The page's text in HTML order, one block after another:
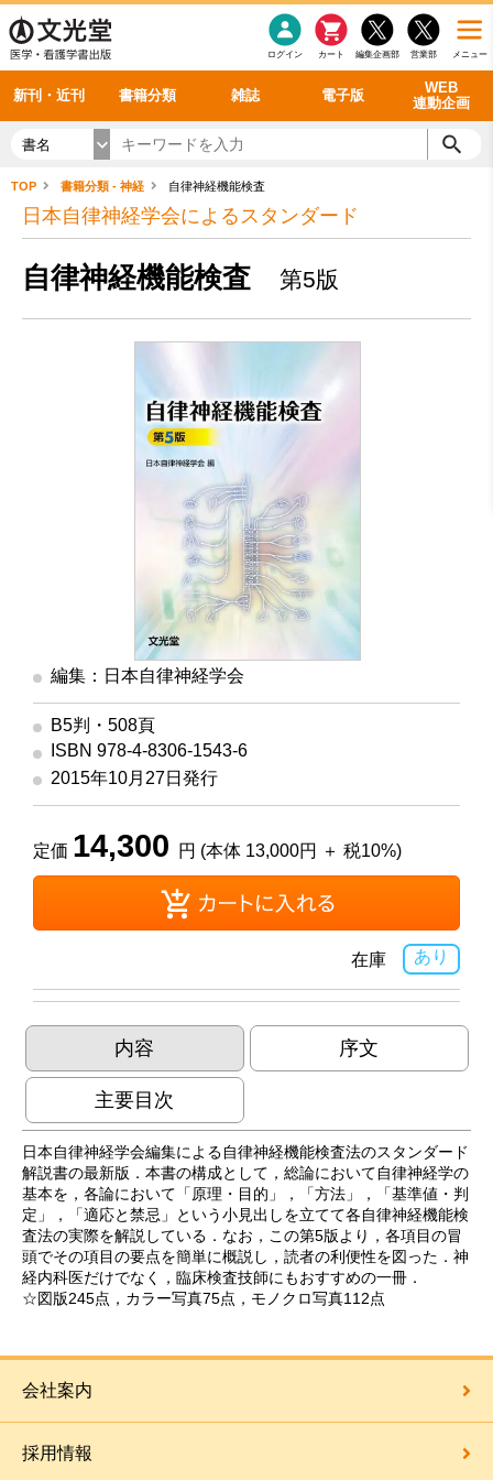
メニュー
営業部
編集企画部
カート
ログイン
新刊・近刊 書籍分類 雑誌 電子版
WEB
連動企画
感染症 老年医学
看護・介護
呼吸器
循環器
シリーズ一覧
雑誌投稿規定
理学療法
雑誌案内・年間購読 最新号 バックナンバー
電子書籍
電子雑誌
書籍「データに基づく臨床動作分析」WEB動画
書籍「眼手術学」WEB動画
書籍「神経症候学 II 改訂第二版」 WEB動画
新刊一覧
今後の発行予定
書名
TOP 書籍分類 - 神経 自律神経機能検査
日本自律神経学会によるスタンダード
自律神経機能検査 第5版
編集：日本自律神経学会
B5判・508頁
ISBN 978-4-8306-1543-6
2015年10月27日発行
定価 14,300 円 (本体 13,000円 ＋ 税10%)
あり
在庫
内容 序文
主要目次
日本自律神経学会編集による自律神経機能検査法のスタンダード
解説書の最新版．本書の構成として，総論において自律神経学の
基本を，各論において「原理・目的」，「方法」，「基準値・判
定」，「適応と禁忌」という小見出しを立てて各自律神経機能検
査法の実際を解説している．なお，この第5版より，各項目の冒
頭でその項目の要点を簡単に概説し，読者の利便性を図った．神
経内科医だけでなく，臨床検査技師にもおすすめの一冊．
☆図版245点，カラー写真75点，モノクロ写真112点
会社案内
採用情報